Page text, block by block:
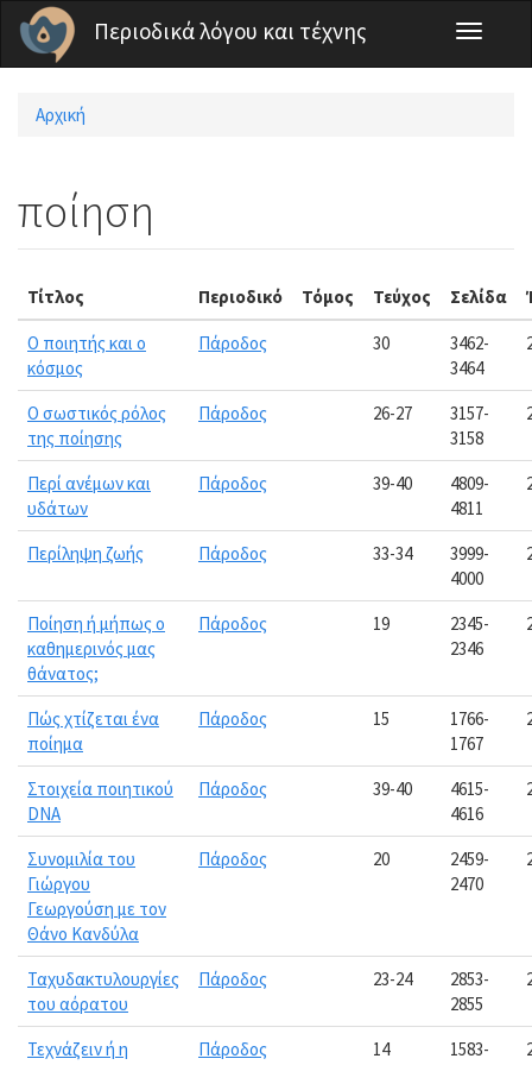
Παράκαμψη προς το κυρίως περιεχόμενο
Περιοδικά λόγου και τέχνης
Toggle
Είστε εδώ
Αρχική
ποίηση
Τίτλος Περιοδικό Τόμος Τεύχος Σελίδα
Ο ποιητής και ο
κόσμος
Πάροδος 30
3462-
3464
Ο σωστικός ρόλος
της ποίησης
Πάροδος 26-27
3157-
3158
Περί ανέμων και
υδάτων
Πάροδος 39-40
4809-
4811
Περίληψη ζωής Πάροδος 33-34
3999-
4000
Ποίηση ή μήπως ο
καθημερινός μας
θάνατος;
Πάροδος 19
2345-
2346
Πώς χτίζεται ένα
ποίημα
Πάροδος 15
1766-
1767
Στοιχεία ποιητικού
DNA
Πάροδος 39-40
4615-
4616
Συνομιλία του
Γιώργου
Γεωργούση με τον
Θάνο Κανδύλα
Πάροδος 20
2459-
2470
Ταχυδακτυλουργίες
του αόρατου
Πάροδος 23-24
2853-
2855
Τεχνάζειν ή η
Πάροδος 14
1583-